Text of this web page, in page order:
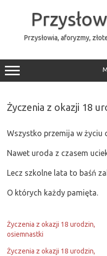
Przysłowia, aforyzmy,
Życzenia z okazji 18
Wszystko przemija w życiu
Nawet uroda z czasem
Lecz szkolne lata to baśń
O których każdy pamięta.
Życzenia z okazji 18 urodzin,
osiemnastki
Życzenia z okazji 18 urodzin,